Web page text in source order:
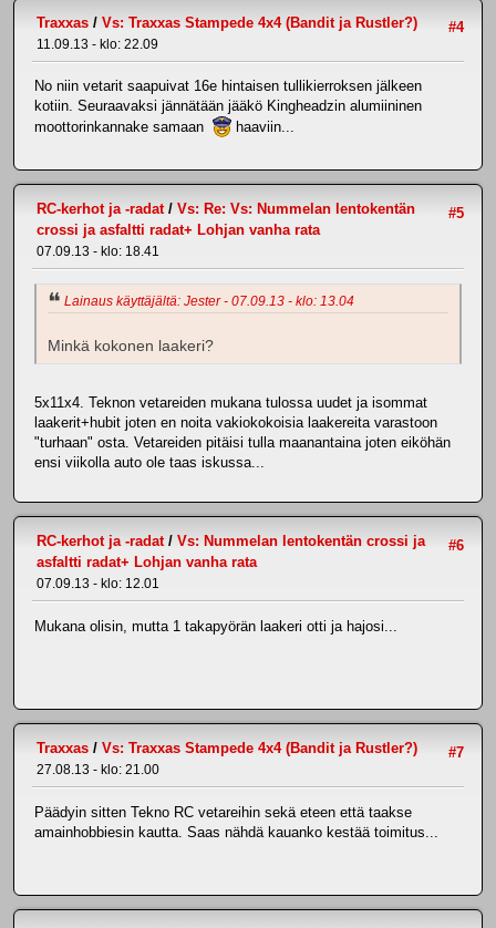
#4
Traxxas / Vs: Traxxas Stampede 4x4 (Bandit ja Rustler?)
11.09.13 - klo: 22.09
No niin vetarit saapuivat 16e hintaisen tullikierroksen jälkeen
kotiin. Seuraavaksi jännätään jääkö Kingheadzin alumiininen
moottorinkannake samaan
haaviin...
#5
RC-kerhot ja -radat/ Vs: Re: Vs: Nummelan lentokentän
crossi ja asfaltti radat+ Lohjan vanha rata
07.09.13 - klo: 18.41
Lainaus käyttäjältä: Jester - 07.09.13 - klo: 13.04
Minkä kokonen laakeri?
5x11x4. Teknon vetareiden mukana tulossa uudet ja isommat
laakerit+hubit joten en noita vakiokokoisia laakereita varastoon
"turhaan" osta. Vetareiden pitäisi tulla maanantaina joten eiköhän
ensi viikolla auto ole taas iskussa...
#6
RC-kerhot ja -radat/ Vs: Nummelan lentokentän crossi ja
asfaltti radat+ Lohjan vanha rata
07.09.13 - klo: 12.01
Mukana olisin, mutta 1 takapyörän laakeri otti ja hajosi...
#7
Traxxas / Vs: Traxxas Stampede 4x4 (Bandit ja Rustler?)
27.08.13 - klo: 21.00
Päädyin sitten Tekno RC vetareihin sekä eteen että taakse
amainhobbiesin kautta. Saas nähdä kauanko kestää toimitus...